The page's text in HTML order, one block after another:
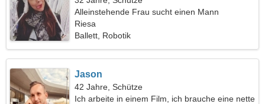
Alleinstehende Frau sucht einen Mann
Riesa
Ballett, Robotik
Jason
42 Jahre, Schütze
Ich arbeite in einem Film, ich brauche eine nette